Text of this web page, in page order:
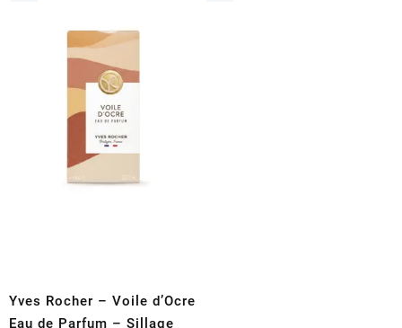
Yves Rocher – Voile d’Ocre
Eau de Parfum – Sillage